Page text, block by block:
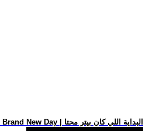
.. فيلم Spider-Man: Brand New Day | البداية اللي كان بيتر محتا